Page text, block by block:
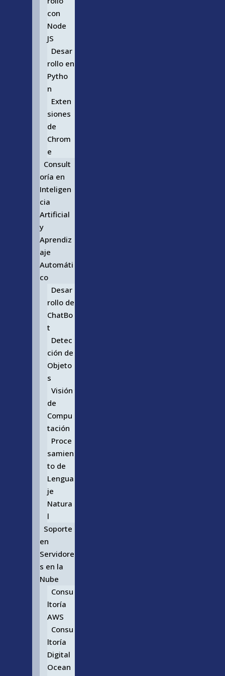
con
Node
JS
Desar
rollo en
Pytho
n
Exten
siones
de
Chrom
e
Consult
oría en
Inteligen
cia
Artificial
y
Aprendiz
aje
Automáti
co
Desar
rollo de
ChatBo
t
Detec
ción de
Objeto
s
Visión
de
Compu
tación
Proce
samien
to de
Lengua
je
Natura
l
Soporte
en
Servidore
s en la
Nube
Consu
ltoría
AWS
Consu
ltoría
Digital
Ocean